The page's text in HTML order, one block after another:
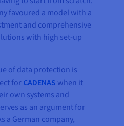
favoured a model with a
and comprehensive
with high set-up
of data protection is
for CADENAS when it
own systems and
as an argument for
a German company,